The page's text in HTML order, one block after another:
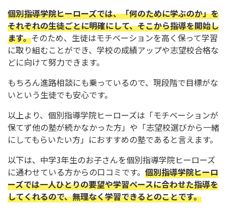
個別指導学院ヒーローズでは、「何のために学ぶのか」を
それぞれの生徒ごとに明確にして、そこから指導を開始し
ます。そのため、生徒はモチベーションを高く保って学習
に取り組むことができ、学校の成績アップや志望校合格な
どに向けて努力できます。
もちろん進路相談にも乗っているので、現段階で目標がな
いという生徒でも安心です。
以上より、個別指導学院ヒーローズは「モチベーションが
保てず他の塾が続かなかった方」や「志望校選びから一緒
にしてもらいたい方」におすすめの塾であると言えます。
以下は、中学3年生のお子さんを個別指導学院ヒーローズ
に通わせている方からの口コミです。 個別指導学院ヒーロ
ーズでは一人ひとりの要望や学習ペースに合わせた指導を
してくれるので、無理なく学習できるとのことです。